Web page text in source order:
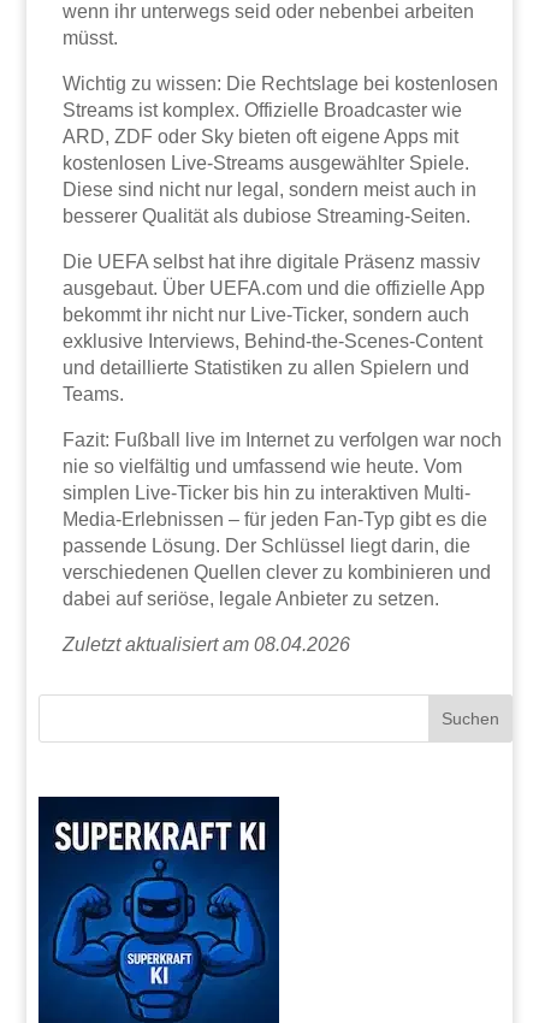
wenn ihr unterwegs seid oder nebenbei arbeiten
müsst.
Wichtig zu wissen: Die Rechtslage bei kostenlosen
Streams ist komplex. Offizielle Broadcaster wie
ARD, ZDF oder Sky bieten oft eigene Apps mit
kostenlosen Live-Streams ausgewählter Spiele.
Diese sind nicht nur legal, sondern meist auch in
besserer Qualität als dubiose Streaming-Seiten.
Die UEFA selbst hat ihre digitale Präsenz massiv
ausgebaut. Über UEFA.com und die offizielle App
bekommt ihr nicht nur Live-Ticker, sondern auch
exklusive Interviews, Behind-the-Scenes-Content
und detaillierte Statistiken zu allen Spielern und
Teams.
Fazit: Fußball live im Internet zu verfolgen war noch
nie so vielfältig und umfassend wie heute. Vom
simplen Live-Ticker bis hin zu interaktiven Multi-
Media-Erlebnissen – für jeden Fan-Typ gibt es die
passende Lösung. Der Schlüssel liegt darin, die
verschiedenen Quellen clever zu kombinieren und
dabei auf seriöse, legale Anbieter zu setzen.
Zuletzt aktualisiert am 08.04.2026